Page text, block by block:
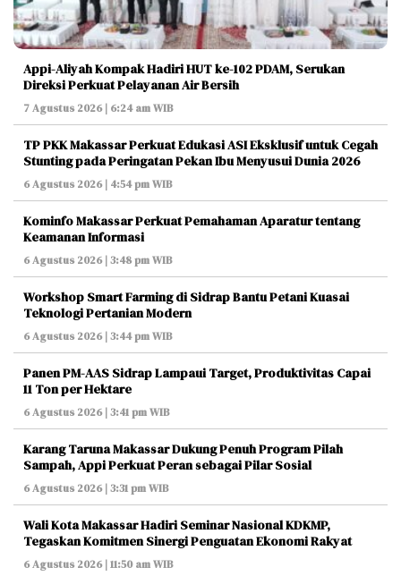
Appi-Aliyah Kompak Hadiri HUT ke-102 PDAM, Serukan
Direksi Perkuat Pelayanan Air Bersih
7 Agustus 2026 | 6:24 am WIB
TP PKK Makassar Perkuat Edukasi ASI Eksklusif untuk Cegah
Stunting pada Peringatan Pekan Ibu Menyusui Dunia 2026
6 Agustus 2026 | 4:54 pm WIB
Kominfo Makassar Perkuat Pemahaman Aparatur tentang
Keamanan Informasi
6 Agustus 2026 | 3:48 pm WIB
Workshop Smart Farming di Sidrap Bantu Petani Kuasai
Teknologi Pertanian Modern
6 Agustus 2026 | 3:44 pm WIB
Panen PM-AAS Sidrap Lampaui Target, Produktivitas Capai
11 Ton per Hektare
6 Agustus 2026 | 3:41 pm WIB
Karang Taruna Makassar Dukung Penuh Program Pilah
Sampah, Appi Perkuat Peran sebagai Pilar Sosial
6 Agustus 2026 | 3:31 pm WIB
Wali Kota Makassar Hadiri Seminar Nasional KDKMP,
Tegaskan Komitmen Sinergi Penguatan Ekonomi Rakyat
6 Agustus 2026 | 11:50 am WIB